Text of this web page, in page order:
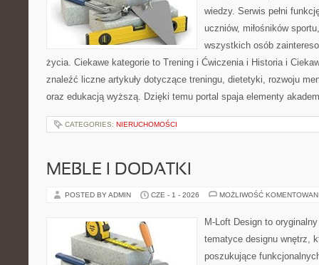
wiedzy. Serwis pełni
uczniów, miłośników
wszystkich osób
życia. Ciekawe kategorie to Trening i Ćwiczenia i Historia i
znaleźć liczne artykuły dotyczące treningu, dietetyki, rozwoju
oraz edukacją wyższą. Dzięki temu portal spaja elementy
CATEGORIES: NIERUCHOMOŚCI
MEBLE I DODATKI
POSTED BY ADMIN CZE - 1 - 2026 MOŻLIWOŚĆ
M-Loft Design to
tematyce designu wnętrz,
poszukujące